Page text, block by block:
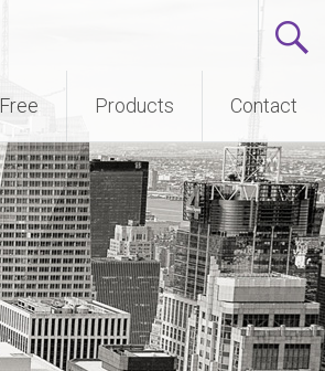
Free Products Contact